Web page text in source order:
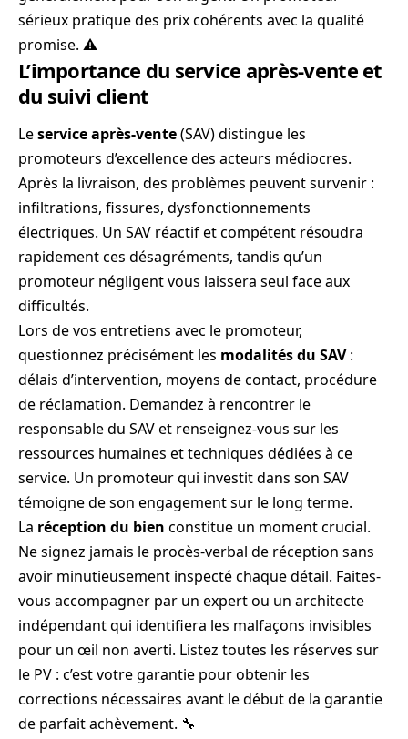
sérieux pratique des prix cohérents avec la qualité
promise. ⚠️
L’importance du service après-vente et
du suivi client
Leservice après-vente(SAV) distingue les
promoteurs d’excellence des acteurs médiocres.
Après la livraison, des problèmes peuvent survenir :
infiltrations, fissures, dysfonctionnements
électriques. Un SAV réactif et compétent résoudra
rapidement ces désagréments, tandis qu’un
promoteur négligent vous laissera seul face aux
difficultés.
Lors de vos entretiens avec le promoteur,
questionnez précisément les modalités du SAV:
délais d’intervention, moyens de contact, procédure
de réclamation. Demandez à rencontrer le
responsable du SAV et renseignez-vous sur les
ressources humaines et techniques dédiées à ce
service. Un promoteur qui investit dans son SAV
témoigne de son engagement sur le long terme.
La réception du bien constitue un moment crucial.
Ne signez jamais le procès-verbal de réception sans
avoir minutieusement inspecté chaque détail. Faites-
vous accompagner par un expert ou un architecte
indépendant qui identifiera les malfaçons invisibles
pour un œil non averti. Listez toutes les réserves sur
le PV : c’est votre garantie pour obtenir les
corrections nécessaires avant le début de la garantie
de parfait achèvement. 🔧